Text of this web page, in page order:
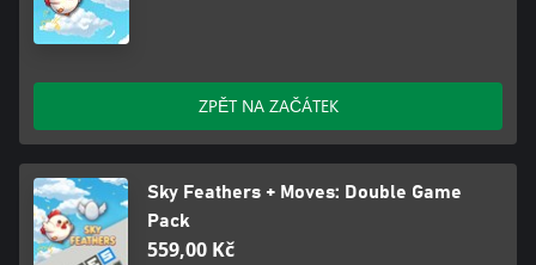
ZPĚT NA ZAČÁTEK
Sky Feathers + Moves: Double Game
Pack
559,00 Kč